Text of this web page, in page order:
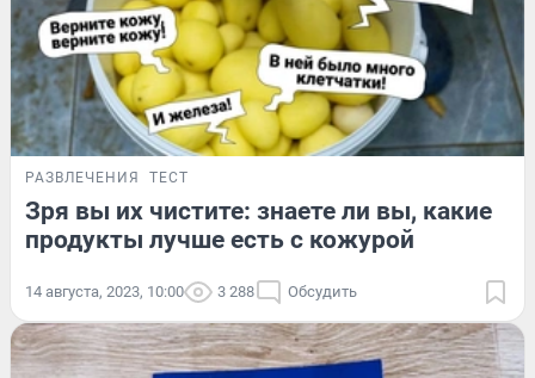
РАЗВЛЕЧЕНИЯ ТЕСТ
Зря вы их чистите: знаете ли вы, какие
продукты лучше есть с кожурой
14 августа, 2023, 10:00 3 288 Обсудить